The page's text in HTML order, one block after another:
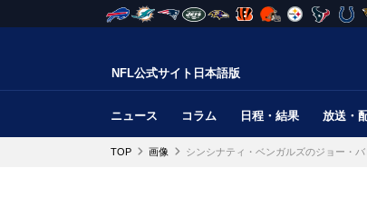
NFL公式サイト日本語版
ニュース コラム 日程・結果 放送・
TOP 画像 シンシナティ・ベンガルズのジョー・バ